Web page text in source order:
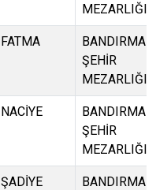
MEZARLIĞI
FATMA
BANDIRMA
ŞEHİR
MEZARLIĞI
NACİYE
BANDIRMA
ŞEHİR
MEZARLIĞI
ŞADİYE
BANDIRMA